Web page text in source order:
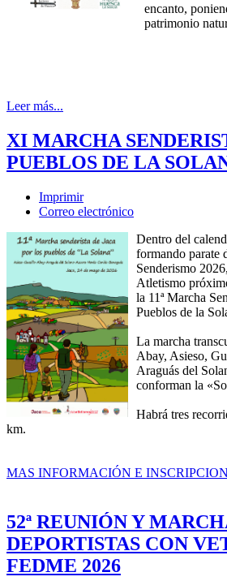
encanto,
patrimonio
Leer más...
XI MARCHA
PUEBLOS DE LA
Imprimir
Correo electrónico
Dentro del
formando parate
Senderismo
Atletismo
la 11ª Marcha
Pueblos de la
La marcha
Abay, Asieso,
Araguás del
conforman la
Habrá tres
km.
MAS INFORMACIÓN E
52ª REUNIÓN Y
DEPORTISTAS CON
FEDME 2026